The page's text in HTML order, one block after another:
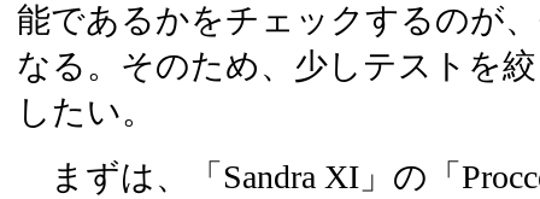
能であるかをチェックするのが
なる。そのため、少しテストを
したい。
まずは、「Sandra XI」の「